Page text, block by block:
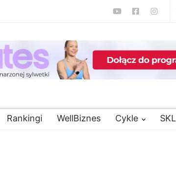
Rankingi WellBiznes Cykle